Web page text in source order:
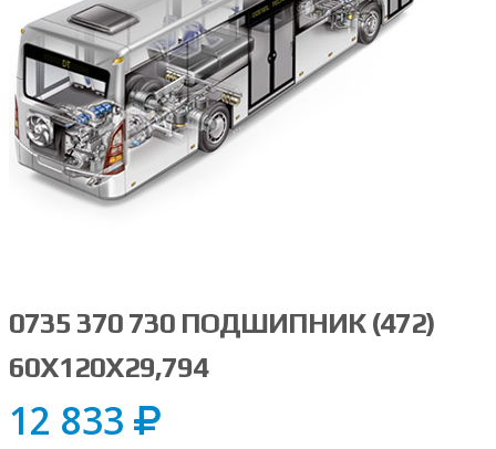
0735 370 730 ПОДШИПНИК (472)
60X120X29,794
12 833